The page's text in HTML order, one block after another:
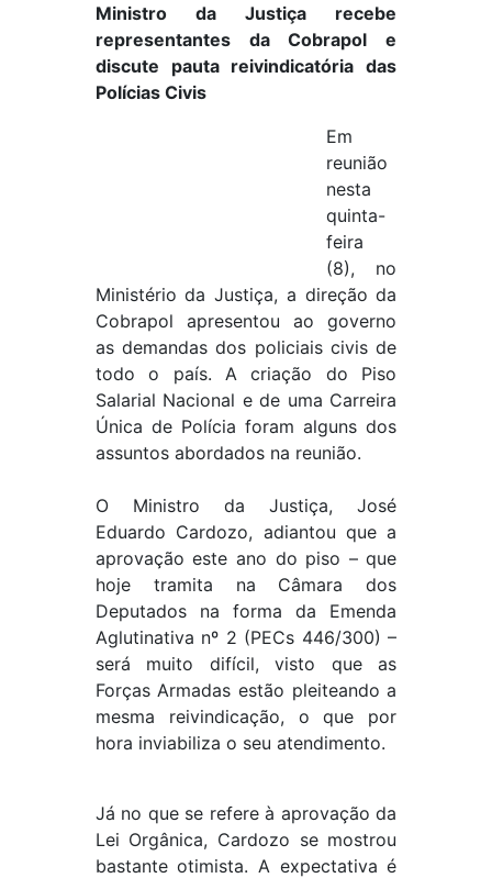
Ministro da Justiça recebe
representantes da Cobrapol e
discute pauta reivindicatória das
Polícias Civis
Em
reunião
nesta
quinta-
feira
(8), no
Ministério da Justiça, a direção da
Cobrapol apresentou ao governo
as demandas dos policiais civis de
todo o país. A criação do Piso
Salarial Nacional e de uma Carreira
Única de Polícia foram alguns dos
assuntos abordados na reunião.
O Ministro da Justiça, José
Eduardo Cardozo, adiantou que a
aprovação este ano do piso – que
hoje tramita na Câmara dos
Deputados na forma da Emenda
Aglutinativa nº 2 (PECs 446/300) –
será muito difícil, visto que as
Forças Armadas estão pleiteando a
mesma reivindicação, o que por
hora inviabiliza o seu atendimento.
Já no que se refere à aprovação da
Lei Orgânica, Cardozo se mostrou
bastante otimista. A expectativa é